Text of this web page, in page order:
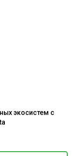
экосистем с